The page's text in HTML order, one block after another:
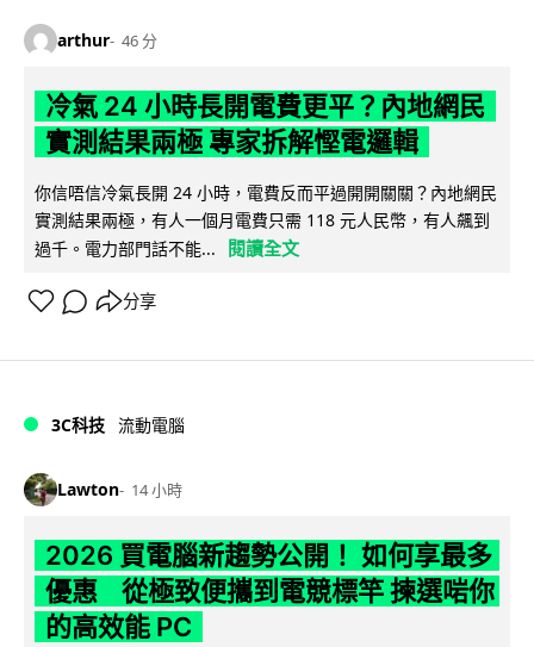
arthur 46 分
冷氣 24 小時長開電費更平？內地網民
實測結果兩極 專家拆解慳電邏輯
你信唔信冷氣長開 24 小時，電費反而平過開開關關？內地網民
實測結果兩極，有人一個月電費只需 118 元人民幣，有人飆到
過千。電力部門話不能...
閱讀全文
分享
3C科技 流動電腦
Lawton 14 小時
2026 買電腦新趨勢公開！ 如何享最多
優惠 從極致便攜到電競標竿 揀選啱你
的高效能 PC